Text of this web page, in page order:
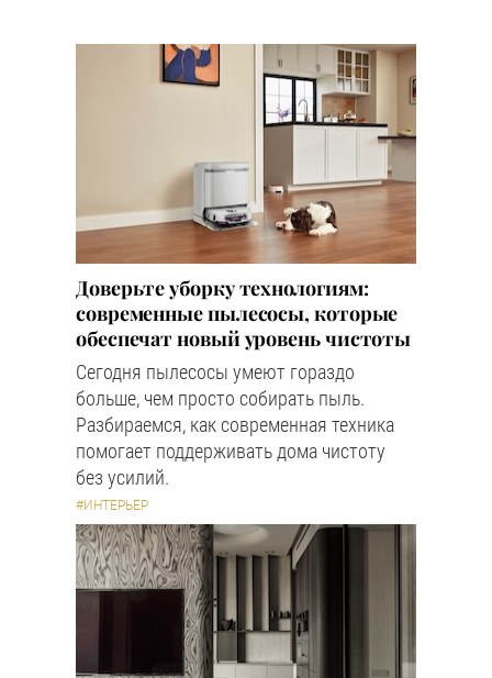
Доверьте уборку технологиям:
современные пылесосы, которые
обеспечат новый уровень чистоты
Сегодня пылесосы умеют гораздо
больше, чем просто собирать пыль.
Разбираемся, как современная техника
помогает поддерживать дома чистоту
без усилий.
#ИНТЕРЬЕР